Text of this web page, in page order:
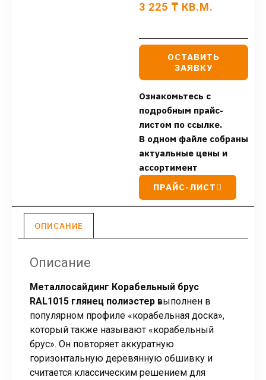
3 225 ₸ КВ.М.
ОСТАВИТЬ
ЗАЯВКУ
Ознакомьтесь с
подробным прайс-
листом по ссылке.
В одном файле собраны
актуальные цены и
ассортимент
ПРАЙС-ЛИСТ
ОПИСАНИЕ
Описание
Металлосайдинг Корабельный брус
RAL1015 глянец полиэстер выполнен в
популярном профиле «корабельная доска»,
который также называют «корабельный
брус». Он повторяет аккуратную
горизонтальную деревянную обшивку и
считается классическим решением для